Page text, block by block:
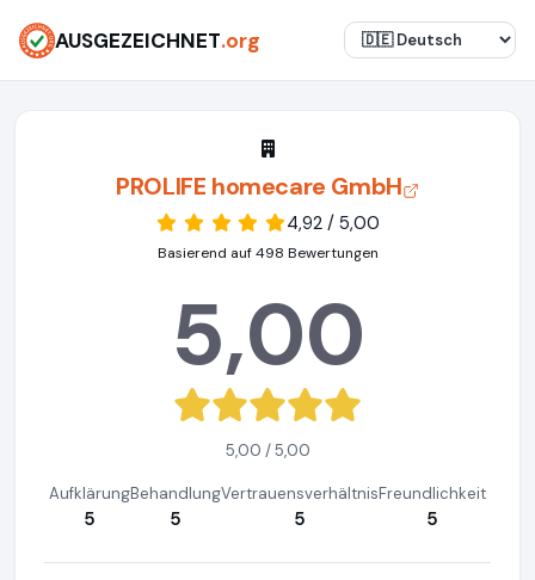
AUSGEZEICHNET.org
PROLIFE homecare GmbH
4,92 / 5,00
Basierend auf 498 Bewertungen
5,00
5,00 / 5,00
Aufklärung
5
Behandlung
5
Vertrauensverhältnis
5
Freundlichkeit
5